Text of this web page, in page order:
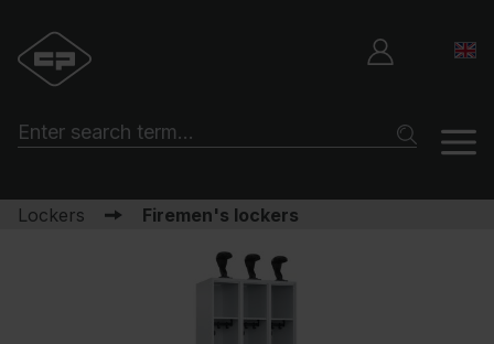
Lockers Firemen's lockers